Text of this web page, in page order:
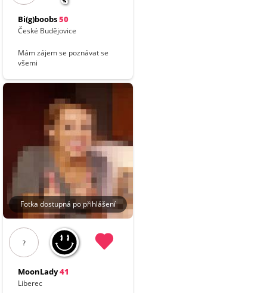
Bi(g)boobs50
České Budějovice
Mám zájem se poznávat se
všemi
Fotka dostupná po přihlášení
?
MoonLady41
Liberec